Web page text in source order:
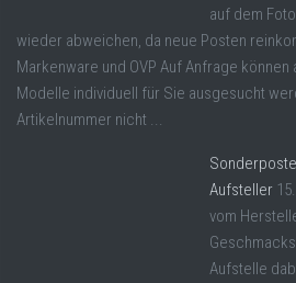
auf dem
wieder abweichen, da neue Posten
Markenware und OVP Auf Anfrage
Modelle individuell für Sie ausgesucht
Artikelnummer nicht ...
Aufsteller
vom
Aufstelle